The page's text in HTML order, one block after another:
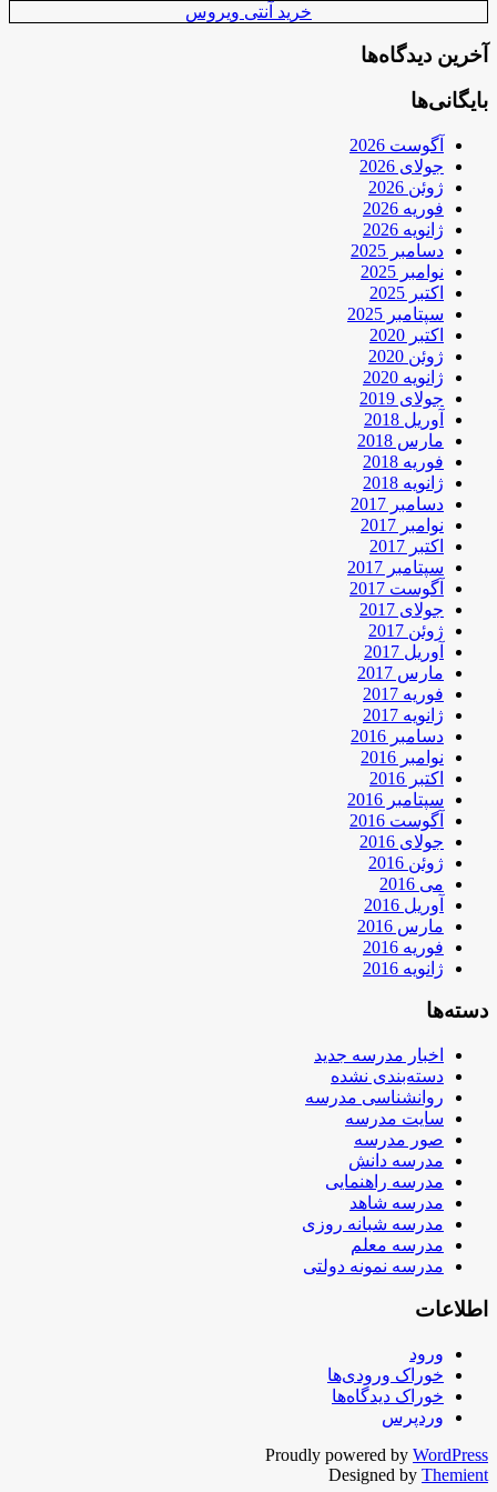
خرید آنتی ویروس
آخرین دیدگاه‌ها
بایگانی‌ها
آگوست 2026
جولای 2026
ژوئن 2026
فوریه 2026
ژانویه 2026
دسامبر 2025
نوامبر 2025
اکتبر 2025
سپتامبر 2025
اکتبر 2020
ژوئن 2020
ژانویه 2020
جولای 2019
آوریل 2018
مارس 2018
فوریه 2018
ژانویه 2018
دسامبر 2017
نوامبر 2017
اکتبر 2017
سپتامبر 2017
آگوست 2017
جولای 2017
ژوئن 2017
آوریل 2017
مارس 2017
فوریه 2017
ژانویه 2017
دسامبر 2016
نوامبر 2016
اکتبر 2016
سپتامبر 2016
آگوست 2016
جولای 2016
ژوئن 2016
می 2016
آوریل 2016
مارس 2016
فوریه 2016
ژانویه 2016
دسته‌ها
اخبار مدرسه جدید
دسته‌بندی نشده
روانشناسی مدرسه
سایت مدرسه
صور مدرسه
مدرسه دانش
مدرسه راهنمایی
مدرسه شاهد
مدرسه شبانه روزی
مدرسه معلم
مدرسه نمونه دولتی
اطلاعات
ورود
خوراک ورودی‌ها
خوراک دیدگاه‌ها
وردپرس
Proudly powered by WordPress
Designed by Themient